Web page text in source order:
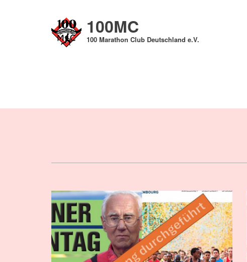
100MC
100 Marathon Club Deutschland e.V.